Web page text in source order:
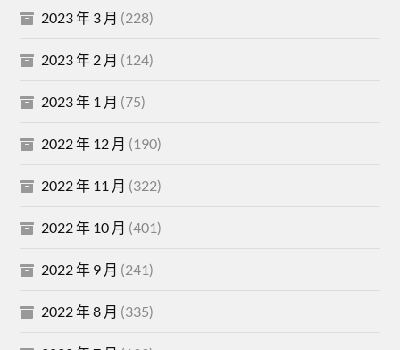
2023 年 3 月 (228)
2023 年 2 月 (124)
2023 年 1 月 (75)
2022 年 12 月 (190)
2022 年 11 月 (322)
2022 年 10 月 (401)
2022 年 9 月 (241)
2022 年 8 月 (335)